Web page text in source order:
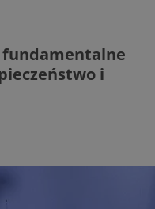
fundamentalne
i